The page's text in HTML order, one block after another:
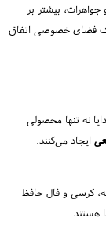
بیشتر بر
یک فضای خصوصی اتفاق
نه تنها محصولی
ایجاد می‌کنند.
کرسی و فال حافظ
هستند.